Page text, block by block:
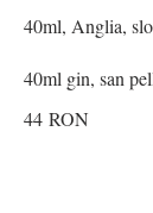
40ml, Anglia,
40ml gin, san
44 RON